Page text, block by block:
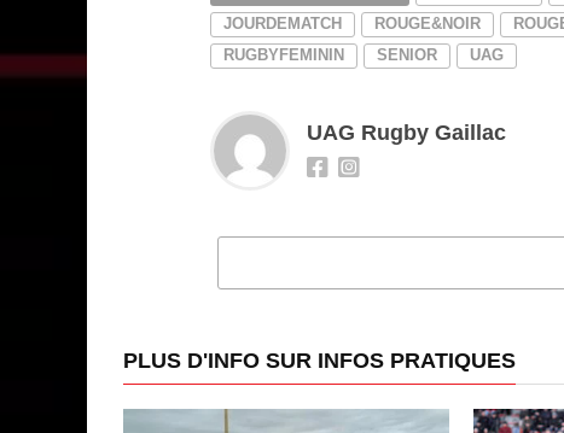
JOURDEMATCH
ROUGE&NOIR
RUGBYFEMININ
SENIOR UAG
UAG Rugby Gaillac
PLUS D'INFO SUR INFOS PRATIQUES